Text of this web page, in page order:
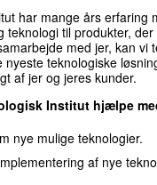
Send
har mange års erfaring
teknologi til produkter,
med jer, kan vi
nyeste teknologiske
af jer og jeres kunder.
Institut hjælpe
nye mulige teknologier.
af nye